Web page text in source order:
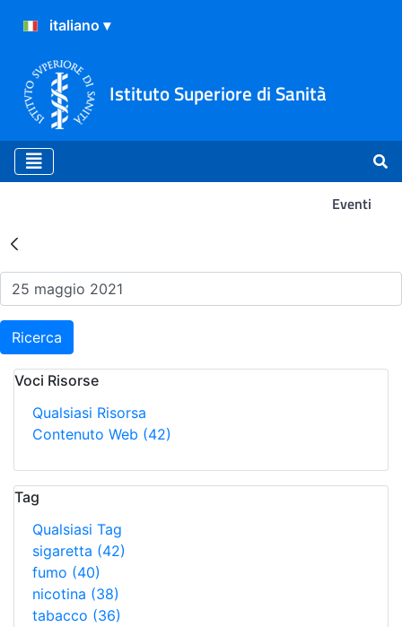
Istituto Superiore di Sanità
Eventi
Risultati della Ricerca -
Ricerca
Voci Risorse
Qualsiasi Risorsa
Contenuto Web (42)
Tag
Qualsiasi Tag
sigaretta (42)
fumo (40)
nicotina (38)
tabacco (36)